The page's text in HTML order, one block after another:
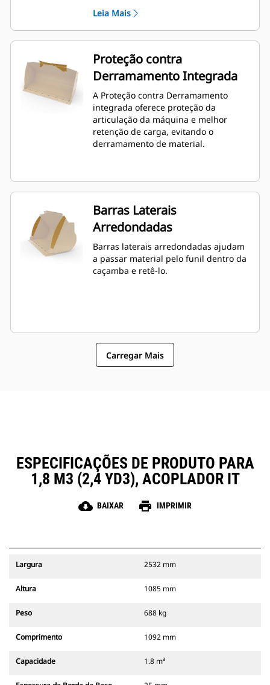
São projetadas para forças de
desagregação padrão e condições de
abrasão. Ideal para aplicações de
arrasto para trás e nivelamento. O
fator de enchimento das caçambas da
Série Performance pode estar até
115% acima da capacidade
especificada.
Leia Mais
Proteção contra
Derramamento Integrada
A Proteção contra Derramamento
integrada oferece proteção da
articulação da máquina e melhor
retenção de carga, evitando o
derramamento de material.
Barras Laterais
Arredondadas
Barras laterais arredondadas ajudam
a passar material pelo funil dentro da
caçamba e retê-lo.
Carregar Mais
ESPECIFICAÇÕES DE PRODUTO PARA
1,8 M3 (2,4 YD3), ACOPLADOR IT
cloud_download BAIXAR print IMPRIMIR
Largura 2532 mm
Altura 1085 mm
Peso 688 kg
Comprimento 1092 mm
Capacidade 1.8 m³